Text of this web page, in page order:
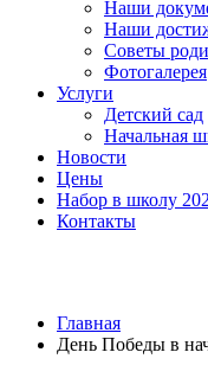
Наши
Наши
Советы
Фотогалерея
Услуги
Детский сад
Начальная
Новости
Цены
Набор в школу
Контакты
Главная
День Победы в